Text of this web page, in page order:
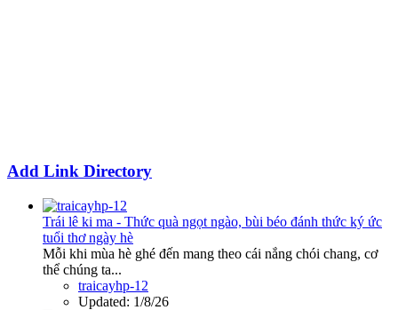
Add Link Directory
Trái lê ki ma - Thức quà ngọt ngào, bùi béo đánh thức ký ức
tuổi thơ ngày hè
Mỗi khi mùa hè ghé đến mang theo cái nắng chói chang, cơ
thể chúng ta...
traicayhp-12
Updated: 1/8/26